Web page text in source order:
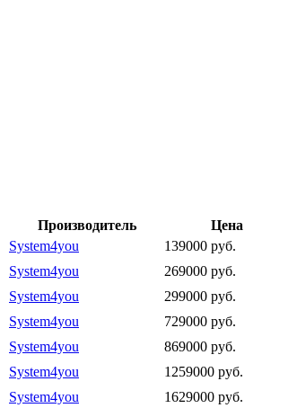
Производитель
Цена
System4you
139000 руб.
System4you
269000 руб.
System4you
299000 руб.
System4you
729000 руб.
System4you
869000 руб.
System4you
1259000 руб.
System4you
1629000 руб.